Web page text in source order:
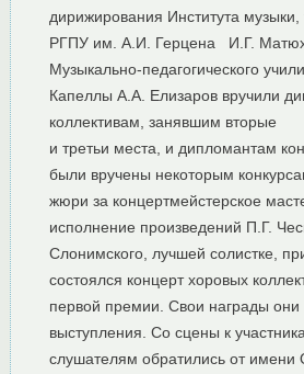
дирижирования Института
РГПУ им. А.И. Герцена И.Г.
Музыкально-педагогического
Капеллы А.А. Елизаров вручили
коллективам, занявшим вторые
и третьи места, и дипломантам
были вручены некоторым
жюри за концертмейстерское
исполнение произведений П.Г.
Слонимского, лучшей солистке,
состоялся концерт хоровых
первой премии. Свои награды они
выступления. Со сцены к
слушателям обратились от имени